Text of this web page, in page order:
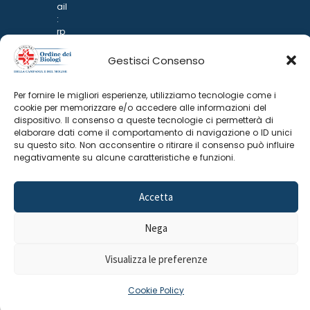
Gestisci Consenso
Per fornire le migliori esperienze, utilizziamo tecnologie come i
cookie per memorizzare e/o accedere alle informazioni del
dispositivo. Il consenso a queste tecnologie ci permetterà di
elaborare dati come il comportamento di navigazione o ID unici
su questo sito. Non acconsentire o ritirare il consenso può influire
negativamente su alcune caratteristiche e funzioni.
Accetta
Nega
Visualizza le preferenze
Cookie Policy
ail
:
rp
@
p
n
ar
i.it